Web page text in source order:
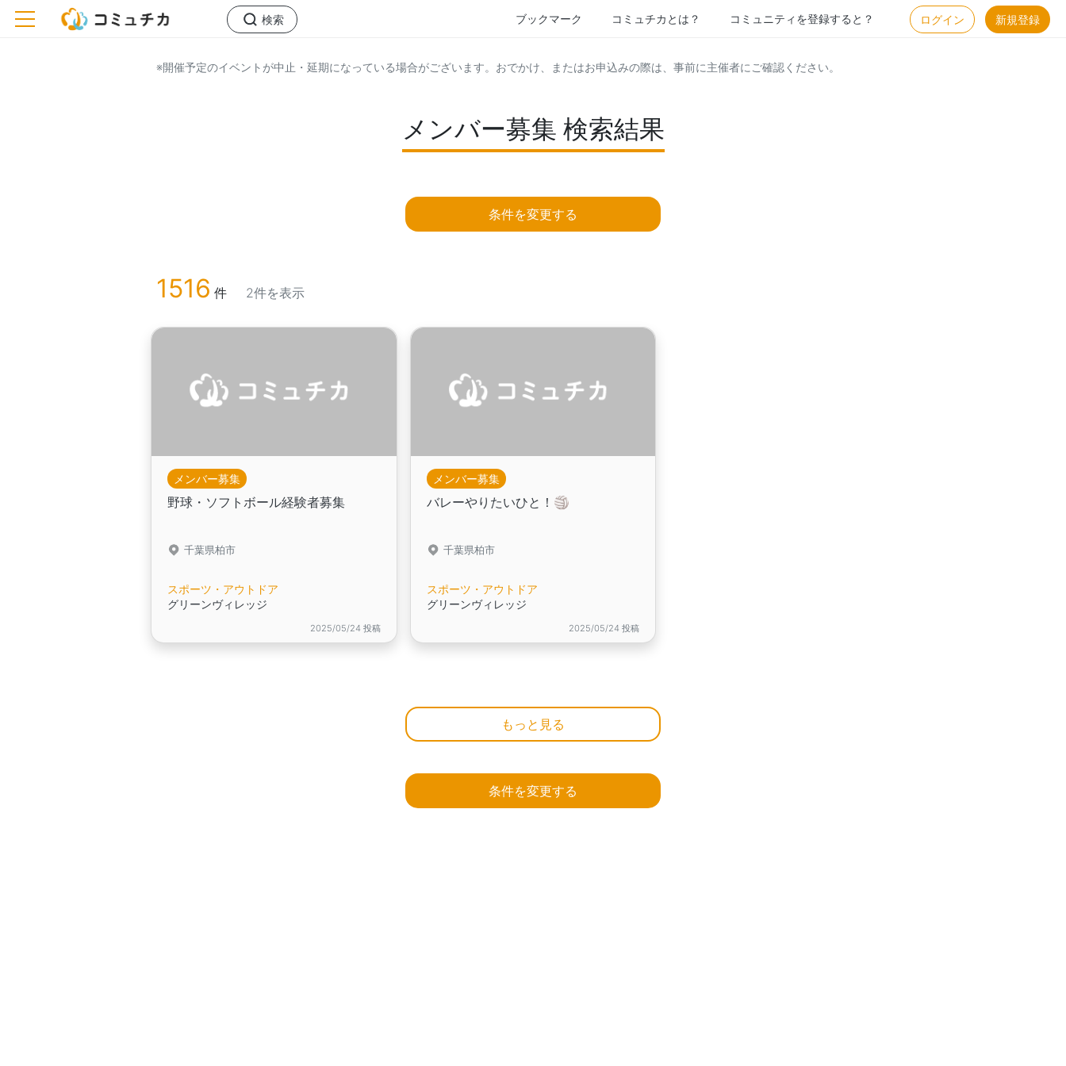
toggle navigation 検索 ブックマーク コミュチカとは？ コミュニティを登録すると？ ログイン 新規登録
※開催予定のイベントが中止・延期になっている場合がございます。おでかけ、またはお申込みの際は、事前に主催者にご確認ください。
メンバー募集 検索結果
条件を変更する
1516 件 2件を表示
メンバー募集
野球・ソフトボール経験者募集
千葉県柏市
スポーツ・アウトドア
グリーンヴィレッジ
2025/05/24 投稿
メンバー募集
バレーやりたいひと！🏐
千葉県柏市
スポーツ・アウトドア
グリーンヴィレッジ
2025/05/24 投稿
もっと見る
条件を変更する